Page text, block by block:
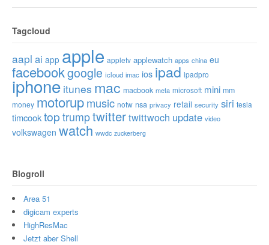
Tagcloud
aapl ai app apple appletv applewatch apps china eu
facebookgoogle icloud imac ios ipad ipadpro
iphone itunes mac macbook meta microsoft mini mm
money motorupmusic notw nsa privacy retail security siri tesla
timcooktop trumptwittertwittwoch update video
volkswagen watch wwdc zuckerberg
Blogroll
Area 51
digicam experts
HighResMac
Jetzt aber Shell